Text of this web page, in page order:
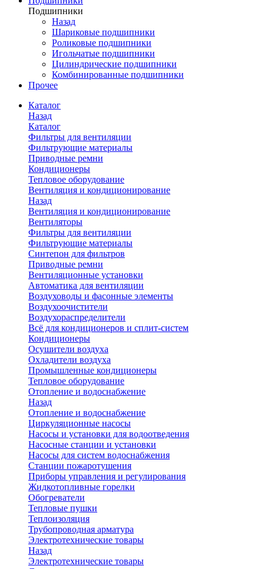
Подшипники
Назад
Шариковые подшипники
Роликовые подшипники
Игольчатые подшипники
Цилиндрические подшипники
Комбинированные подшипники
Прочее
Каталог
Назад
Каталог
Фильтры для вентиляции
Фильтрующие материалы
Приводные ремни
Кондиционеры
Тепловое оборудование
Вентиляция и кондиционирование
Назад
Вентиляция и кондиционирование
Вентиляторы
Фильтры для вентиляции
Фильтрующие материалы
Синтепон для фильтров
Приводные ремни
Вентиляционные установки
Автоматика для вентиляции
Воздуховоды и фасонные элементы
Воздухоочистители
Воздухораспределители
Всё для кондиционеров и сплит-систем
Кондиционеры
Осушители воздуха
Охладители воздуха
Промышленные кондиционеры
Тепловое оборудование
Отопление и водоснабжение
Назад
Отопление и водоснабжение
Циркуляционные насосы
Насосы и установки для водоотведения
Насосные станции и установки
Насосы для систем водоснабжения
Станции пожаротушения
Приборы управления и регулирования
Жидкотопливные горелки
Обогреватели
Тепловые пушки
Теплоизоляция
Трубопроводная арматура
Электротехнические товары
Назад
Электротехнические товары